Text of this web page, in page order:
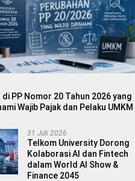
di PP Nomor 20 Tahun 2026 yang
Wajib Pajak dan Pelaku UMKM
31 Juli 2026
Telkom University Dorong
Kolaborasi AI dan Fintech
dalam World AI Show &
Finance 2045